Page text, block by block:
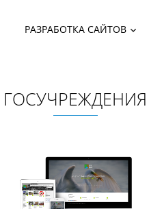
РАЗРАБОТКА САЙТОВ
ГОСУЧРЕЖДЕНИЯ